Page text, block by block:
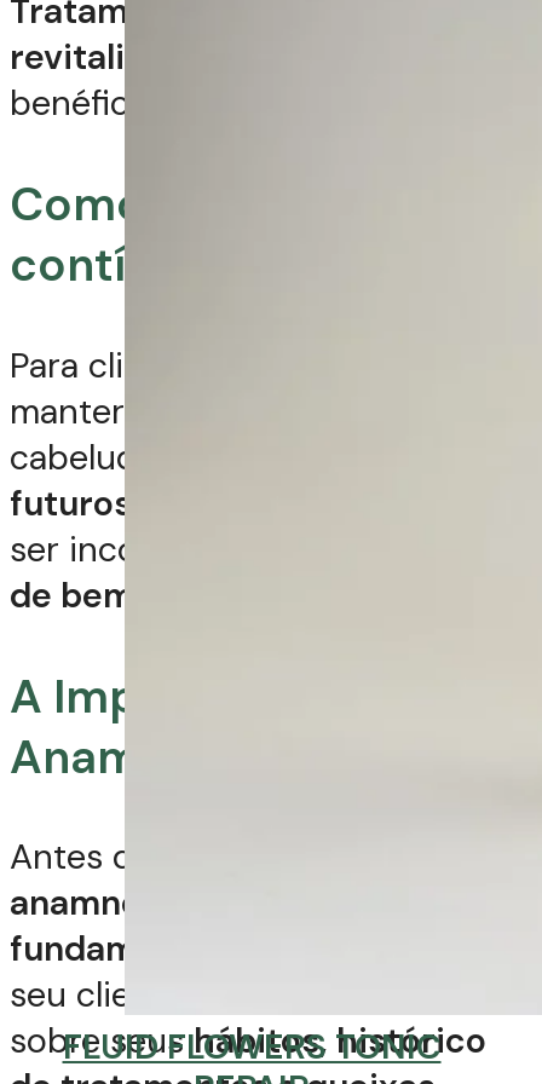
FLUID FLOWERS TONIC
Tratamentos relaxantes e
revitalizantes
benéficos.
Como um tratamento
contínuo
Para clientes que buscam
manter a saúde do couro
cabeludo e
futuros
ser incorporada como um
de bem-estar.
A Importância da
Anamnese Capilar
Antes de qualquer indicação, a
anamnese capilar é
fundamental
seu cliente, faça perguntas
sobre seushábitos, histórico